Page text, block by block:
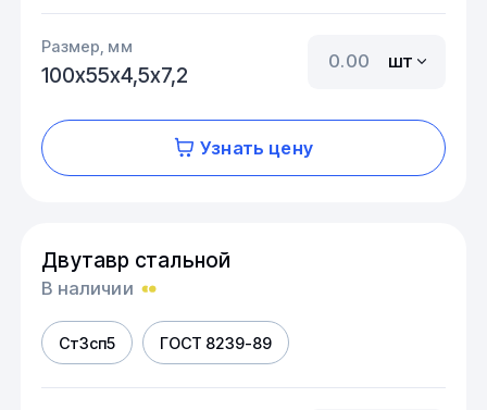
Размер, мм
100х55х4,5х7,2
шт
Узнать цену
Двутавр стальной
В наличии
Ст3сп5 ГОСТ 8239-89